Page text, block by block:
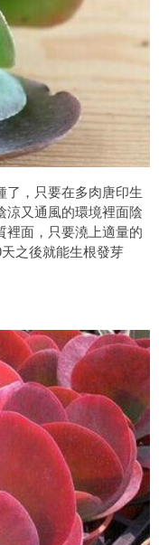
了，只要在多肉唐印生
涼又通風的環境裡面陰
裡面，只要澆上適量的
之後就能生根發芽